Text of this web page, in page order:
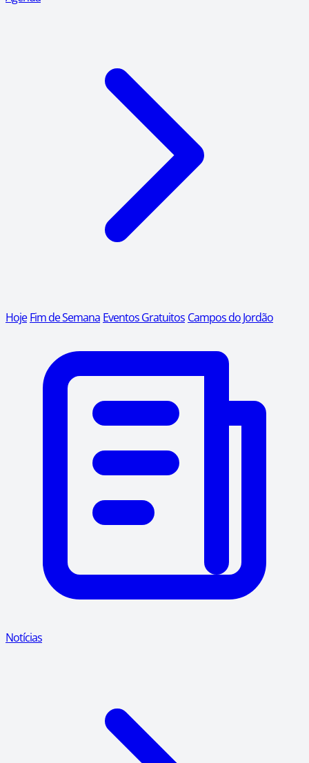
Hoje Fim de Semana Eventos Gratuitos Campos do Jordão
Notícias